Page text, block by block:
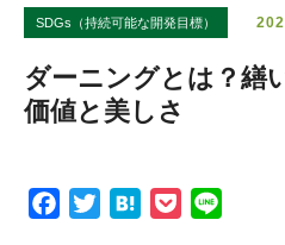
SDGs（持続可能な開発目標）
ダーニングとは？繕
価値と美しさ